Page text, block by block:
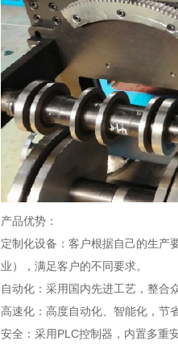
产品优势：
定制化设备：客户根据自己的生产
业），满足客户的不同要求。
自动化：采用国内先进工艺，整合
高速化：高度自动化、智能化，节
安全：采用PLC控制器，内置多重